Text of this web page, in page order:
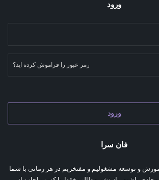
ورود
رمز عبور را فراموش کرده اید؟
ورود
فان سرا
و توسعه مشغولیم و مفتخریم در هر زمانی با شما